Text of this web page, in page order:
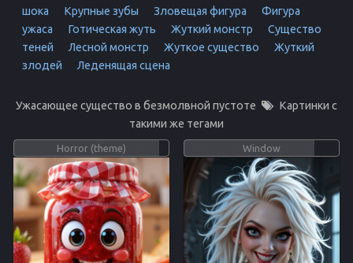
шока
Крупные зубы Зловещая фигура
Фигура
ужаса
Готическая жуть Жуткий монстр
Существо
теней
Лесной монстр Жуткое существо
Жуткий
злодей
Леденящая сцена
Ужасающее существо в безмолвной пустоте
Картинки с
такими же тегами
Horror (theme) Window